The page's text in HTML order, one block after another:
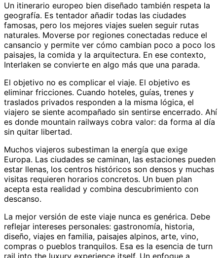
Un itinerario europeo bien diseñado también respeta la
geografía. Es tentador añadir todas las ciudades
famosas, pero los mejores viajes suelen seguir rutas
naturales. Moverse por regiones conectadas reduce el
cansancio y permite ver cómo cambian poco a poco los
paisajes, la comida y la arquitectura. En ese contexto,
Interlaken se convierte en algo más que una parada.
El objetivo no es complicar el viaje. El objetivo es
eliminar fricciones. Cuando hoteles, guías, trenes y
traslados privados responden a la misma lógica, el
viajero se siente acompañado sin sentirse encerrado. Ahí
es donde mountain railways cobra valor: da forma al día
sin quitar libertad.
Muchos viajeros subestiman la energía que exige
Europa. Las ciudades se caminan, las estaciones pueden
estar llenas, los centros históricos son densos y muchas
visitas requieren horarios concretos. Un buen plan
acepta esta realidad y combina descubrimiento con
descanso.
La mejor versión de este viaje nunca es genérica. Debe
reflejar intereses personales: gastronomía, historia,
diseño, viajes en familia, paisajes alpinos, arte, vino,
compras o pueblos tranquilos. Esa es la esencia de turn